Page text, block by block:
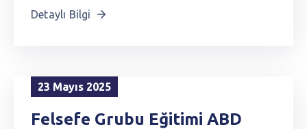
Detaylı Bilgi
23 Mayıs 2025
Felsefe Grubu Eğitimi ABD